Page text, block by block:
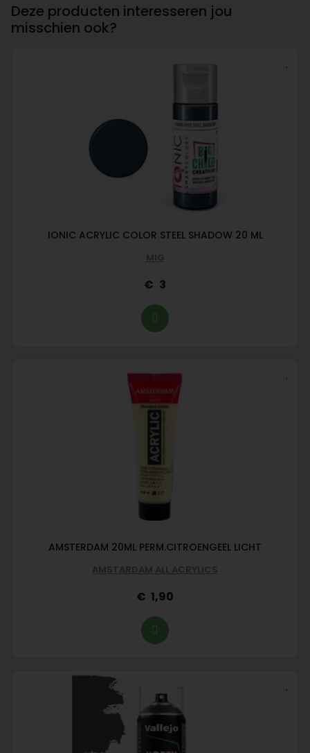
Deze producten interesseren jou
misschien ook?
IONIC ACRYLIC COLOR STEEL SHADOW 20 ML
MIG
3
AMSTERDAM 20ML PERM.CITROENGEEL LICHT
AMSTARDAM ALL ACRYLICS
1,90